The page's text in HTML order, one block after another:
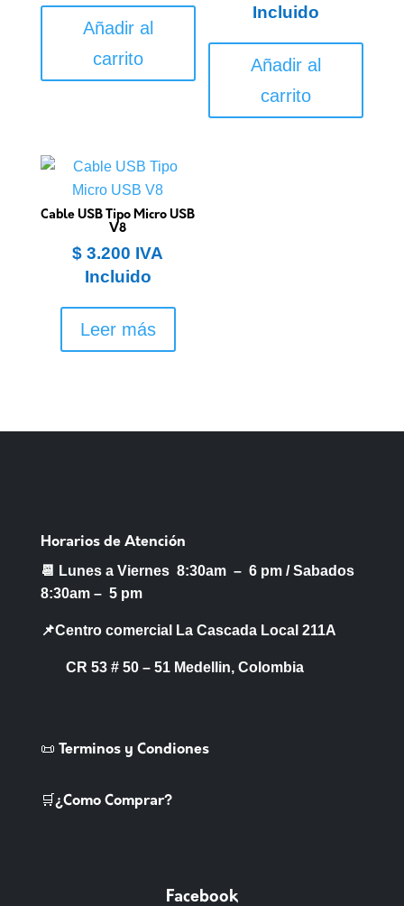
Añadir al
carrito
Incluido
Añadir al
carrito
Cable USB Tipo Micro USB
V8
$ 3.200 IVA
Incluido
Leer más
Horarios de Atención
📆 Lunes a Viernes 8:30am – 6 pm /Sabados
8:30am – 5 pm
📌Centro comercial La Cascada Local 211A
CR 53 # 50 – 51 Medellin, Colombia
📜 Terminos y Condiones
🛒¿Como Comprar?
Facebook